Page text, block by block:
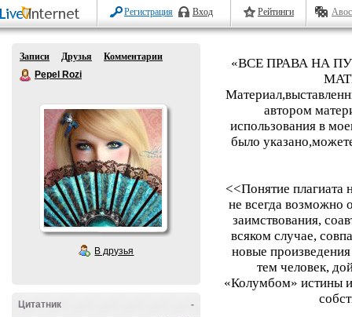
Регистрация Вход Рейтинги
Записи Друзья
Комментарии
Pepel Rozi
В друзья
-
Цитатник
«ВСЕ ПРАВА НА
автором
использования в
было
<<Понятие плагиата
не всегда возможно
заимствования,
всяком случае,
новые
тем человек,
«Колумбом» истины